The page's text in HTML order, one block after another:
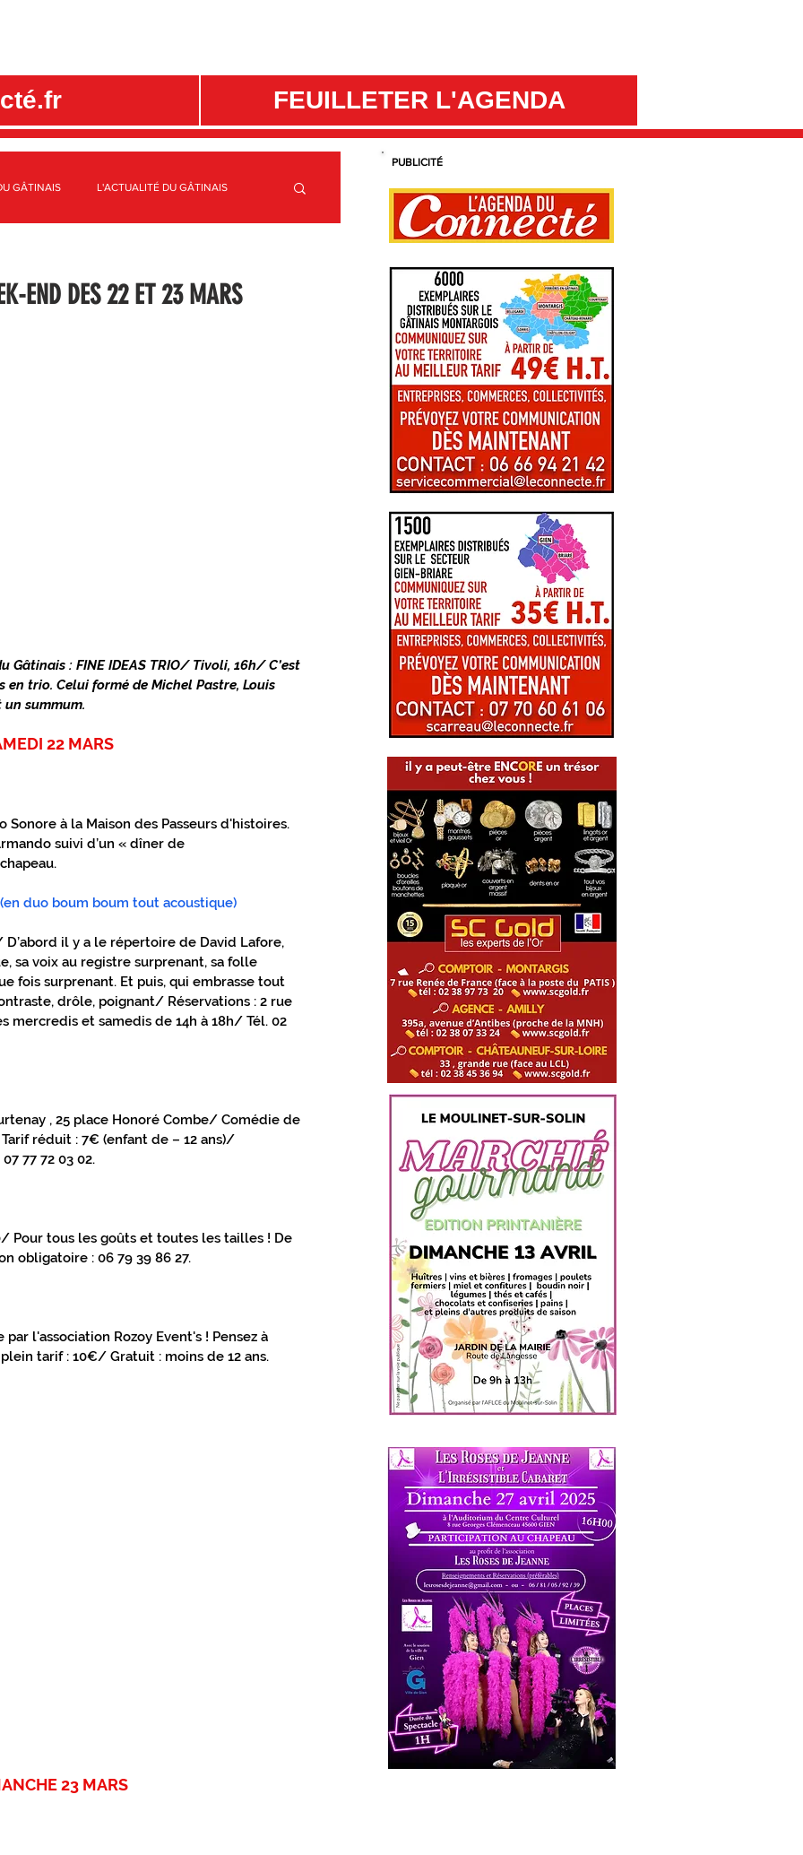
FEUILLETER L'AGENDA
GÂTINAIS L'ACTUALITÉ DU GÂTINAIS
VOUS EN GIENNOIS ÉPIDÉMIE COVID-19
TOUT PROCHE GIENNOIS
LOIRET S'ABONNER
END DES 22 ET 23 MARS
Gâtinais : FINE IDEAS TRIO/ Tivoli, 16h/ C’est
trio. Celui formé de Michel Pastre, Louis
un summum.
22 MARS
Sonore à la Maison des Passeurs d'histoires.
suivi d’un « dîner de
duo boum boum tout acoustique)
il y a le répertoire de David Lafore,
sa voix au registre surprenant, sa folle
fois surprenant. Et puis, qui embrasse tout
drôle, poignant/ Réservations : 2 rue
mercredis et samedis de 14h à 18h/ Tél. 02
, 25 place Honoré Combe/ Comédie de
réduit : 7€ (enfant de – 12 ans)/
77 72 03 02.
Pour tous les goûts et toutes les tailles ! De
obligatoire : 06 79 39 86 27.
l'association Rozoy Event's ! Pensez à
tarif : 10€/ Gratuit : moins de 12 ans.
23 MARS
PUBLICITÉ